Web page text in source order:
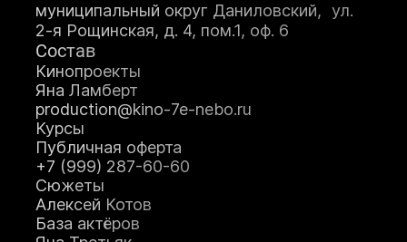
муниципальный округ Даниловский, ул.
2-я Рощинская, д. 4, пом.1, оф. 6
Состав
Кинопроекты
Яна Ламберт
production@kino-7e-nebo.ru
Курсы
Публичная оферта
+7 (999) 287-60-60
Сюжеты
Алексей Котов
База актёров